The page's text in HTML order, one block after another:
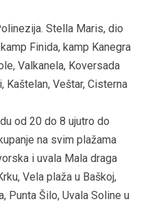
Stella Maris, dio
Finida, kamp Kanegra
Valkanela, Koversada
Kaštelan, Veštar, Cisterna
od 20 do 8 ujutro do
na svim plažama
i uvala Mala draga
Vela plaža u Baškoj,
Punta Šilo, Uvala Soline u